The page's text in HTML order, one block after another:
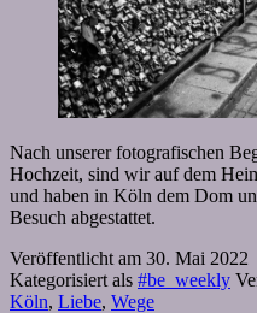
Nach unserer fotografischen
Hochzeit, sind wir auf dem
und haben in Köln dem Dom
Besuch abgestattet.
Veröffentlicht am 30. Mai 2022
Kategorisiert als #be_weekly
Köln, Liebe, Wege